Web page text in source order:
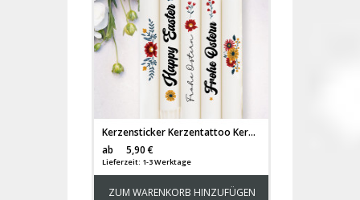
Kerzensticker Kerzentattoo Kerzentattoos Tattoofolie Frohe Ostern Happy Easter Folklore Boho Blumen für Kerzen oder Keramik A6 Bogen DIY Stickerbogen Kerzen kst77
ab
5,90 €
Lieferzeit: 1-3 Werktage
ZUM WARENKORB HINZUFÜGEN